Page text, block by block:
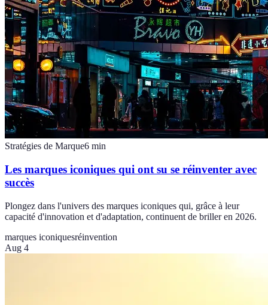
Stratégies de Marque6 min
Les marques iconiques qui ont su se réinventer avec
succès
Plongez dans l'univers des marques iconiques qui, grâce à leur
capacité d'innovation et d'adaptation, continuent de briller en 2026.
marques iconiquesréinvention
Aug 4